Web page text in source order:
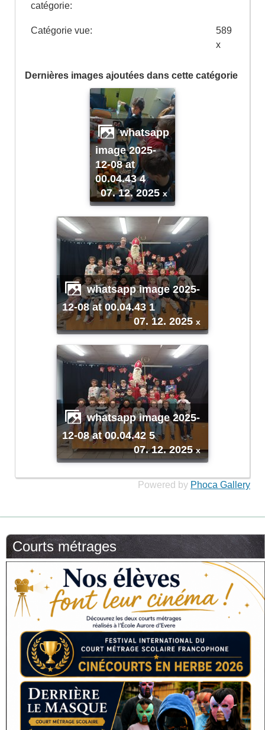
catégorie:
Catégorie vue:
589
x
Dernières images ajoutées dans cette catégorie
whatsapp
image 2025-
12-08 at
00.04.43 4
07. 12. 2025x
whatsapp image 2025-
12-08 at 00.04.43 1
07. 12. 2025x
whatsapp image 2025-
12-08 at 00.04.42 5
07. 12. 2025x
Powered by Phoca Gallery
Courts métrages